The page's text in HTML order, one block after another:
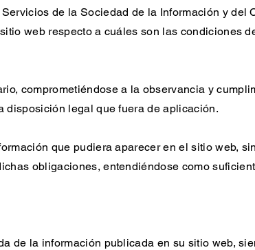
de la Sociedad de la Información y del
web respecto a cuáles son las condiciones
comprometiéndose a la observancia y
disposición legal que fuera de aplicación.
que pudiera aparecer en el sitio web,
obligaciones, entendiéndose como
de la información publicada en su sitio web,